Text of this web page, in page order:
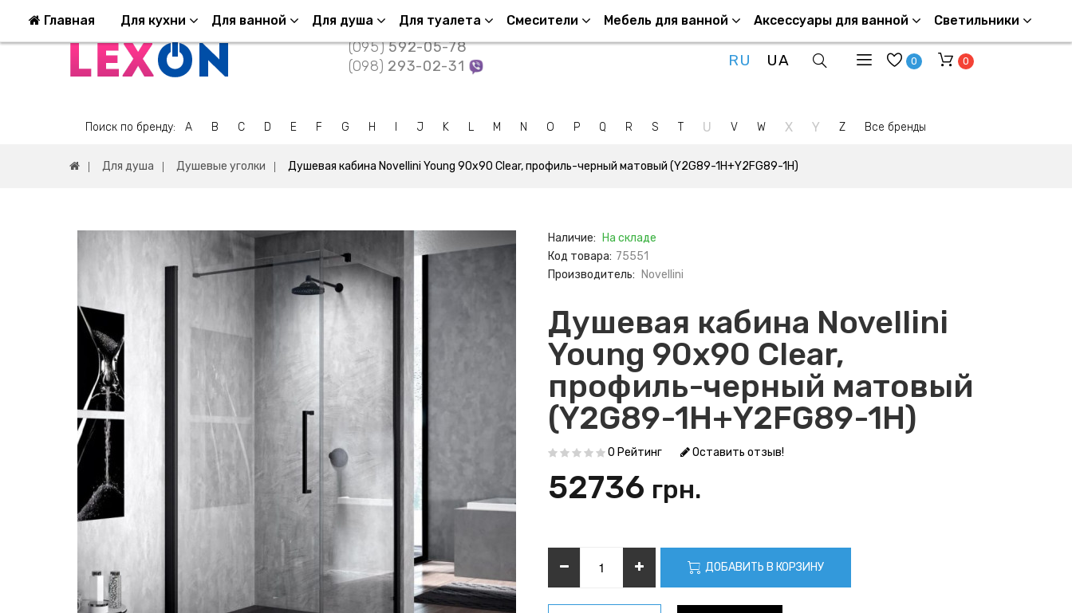
Оплата и Доставка
(095)592-05-78
(098) 293-02-31 RU UA 0 0
Главная Для кухни Для ванной Для душа Для туалета Смесители Мебель для ванной Аксессуары для ванной Светильники
Поиск по бренду: A B C D E F G H J K L M N O P Q R S T U V W X Y Z Все бренды
Для душа Душевые уголки Душевая кабина Novellini Young 90х90 Clear, профиль-черный матовый (Y2G89-1H+Y2FG89-1H)
Наличие:
На складе
Код товара: 75551
Производитель:
Novellini
Душевая кабина Novellini
Young 90х90 Clear,
профиль-черный матовый
(Y2G89-1H+Y2FG89-1H)
0 Рейтинг Оставить отзыв!
52736 грн.
ДОБАВИТЬ В КОРЗИНУ